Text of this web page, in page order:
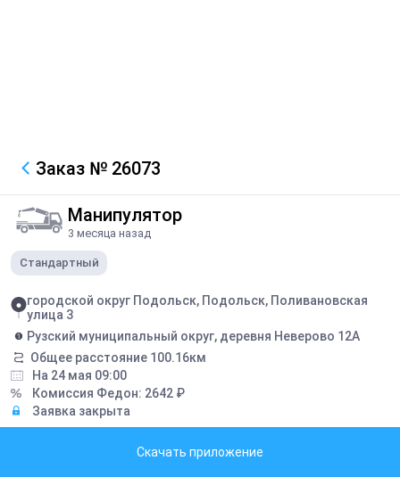
Заказ № 26073
Манипулятор
3 месяца назад
Стандартный
городской округ Подольск, Подольск, Поливановская
улица 3
Рузский муниципальный округ, деревня Неверово 12А
Общее расстояние 100.16км
На 24 мая 09:00
Комиссия Федон: 2642 ₽
Заявка закрыта
Грузоподъемность борта:5 тонн
Скачать приложение